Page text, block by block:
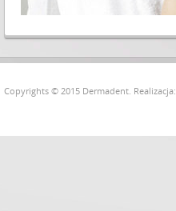
Copyrights © 2015 Dermadent. Realizacja: